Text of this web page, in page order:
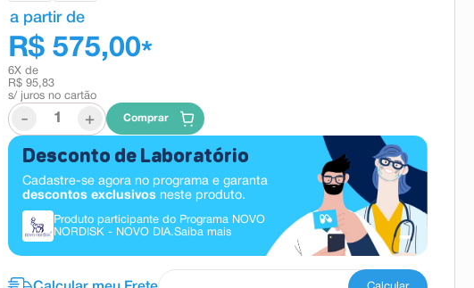
a partir de
R$ 575,00*
6X de
R$ 95,83
s/ juros no cartão
- + Comprar
Desconto de Laboratório
Cadastre-se agora no programa e garanta
descontos exclusivos neste produto.
Produto participante do Programa NOVO
NORDISK - NOVO DIA.Saiba mais